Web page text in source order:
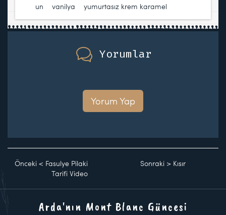
un
vanilya yumurtasız krem karamel
Yorumlar
Yorum Yap
Önceki < Fasulye Pilaki
Tarifi Video
Sonraki > Kısır
Arda'nın Mont Blanc Güncesi